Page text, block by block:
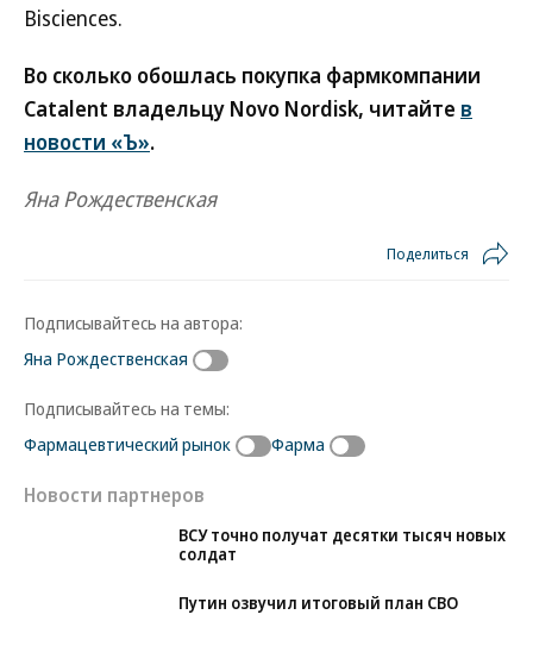
Bisciences.
Во сколько обошлась покупка фармкомпании
Catalent владельцу Novo Nordisk, читайте в
новости «Ъ».
Яна Рождественская
Поделиться
Подписывайтесь на автора:
Яна Рождественская
Подписывайтесь на темы:
Фармацевтический рынок
Фарма
Новости партнеров
ВСУ точно получат десятки тысяч новых
солдат
Путин озвучил итоговый план СВО